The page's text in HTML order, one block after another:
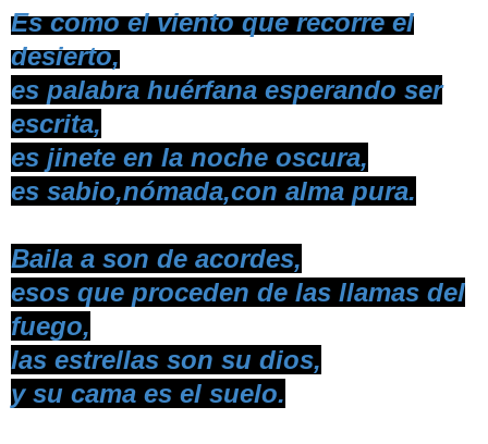
Es como el viento que recorre el
desierto,
es palabra huérfana esperando ser
escrita,
es jinete en la noche oscura,
es sabio,nómada,con alma pura.
Baila a son de acordes,
esos que proceden de las llamas del
fuego,
las estrellas son su dios,
y su cama es el suelo.